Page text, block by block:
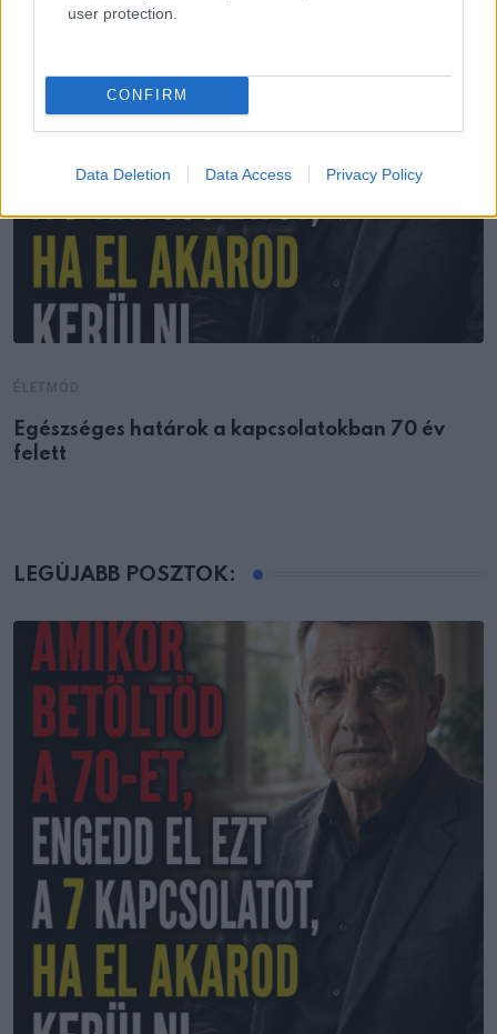
user protection.
CONFIRM
Data Deletion Data Access Privacy Policy
Egészséges határok a kapcsolatokban 70 év
felett
LEGÚJABB POSZTOK: